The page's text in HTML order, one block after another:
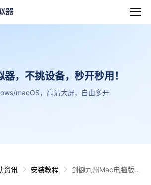
，不挑设备，秒开秒用！
macOS，高清大屏，自由多开
资讯 安装教程
剑御九州Mac电脑版下